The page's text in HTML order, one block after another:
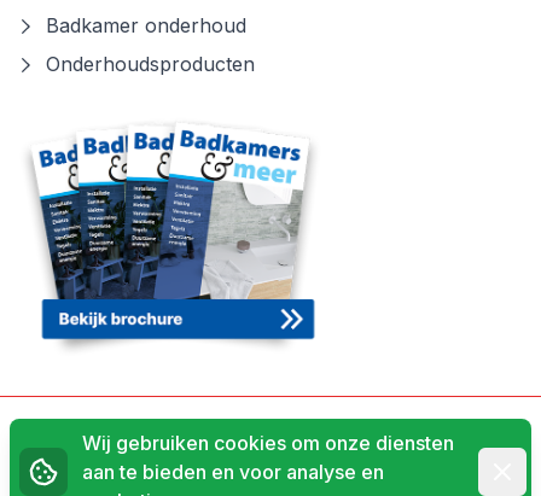
Badkamer onderhoud
Onderhoudsproducten
Privacyverklaring
Wij gebruiken cookies om onze diensten
aan te bieden en voor analyse en